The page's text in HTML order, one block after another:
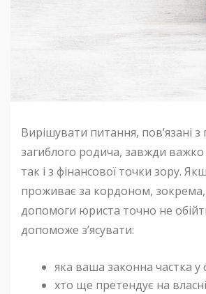
Вирішувати питання, пов’язані
загиблого родича, завжди важко
так і з фінансової точки зору.
проживає за кордоном, зокрема,
допомоги юриста точно не
допоможе з’ясувати:
яка ваша законна частка у
хто ще претендує на